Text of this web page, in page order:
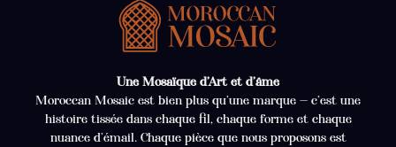
Une Mosaïque d’Art et d’âme
Moroccan Mosaic est bien plus qu’une marque — c’est une
histoire tissée dans chaque fil, chaque forme et chaque
nuance d’émail. Chaque pièce que nous proposons est